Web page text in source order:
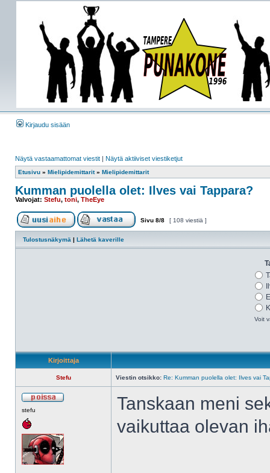
Kirjaudu sisään
Näytä vastaamattomat viestit | Näytä aktiiviset viestiketjut
Etusivu » Mielipidemittarit» Mielipidemittarit
Kumman puolella olet: Ilves vai Tappara?
Valvojat: Stefu, toni, TheEye
Sivu 8/8 [ 108 viestiä ]
Tulostusnäkymä | Lähetä kaverille
Voit
Kirjoittaja
Stefu Viestin otsikko: Re: Kumman puolella olet: Ilves vai
stefu
Tanskaan meni
vaikuttaa olevan